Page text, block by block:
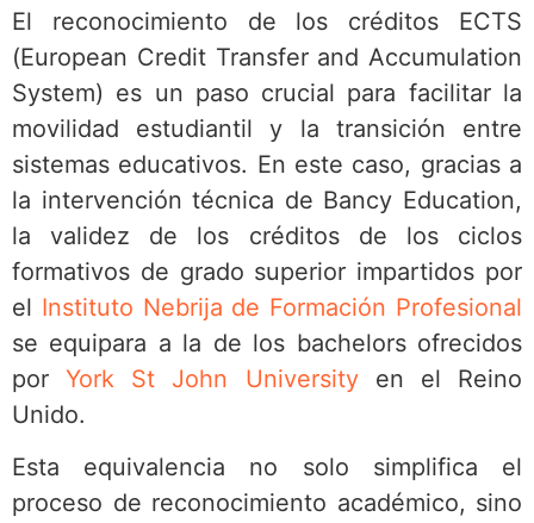
El reconocimiento de los créditos ECTS
(European Credit Transfer and Accumulation
System) es un paso crucial para facilitar la
movilidad estudiantil y la transición entre
sistemas educativos. En este caso, gracias a
la intervención técnica de Bancy Education,
la validez de los créditos de los ciclos
formativos de grado superior impartidos por
el Instituto Nebrija de Formación Profesional
se equipara a la de los bachelors ofrecidos
porYork St John Universityen el Reino
Unido.
Esta equivalencia no solo simplifica el
proceso de reconocimiento académico, sino